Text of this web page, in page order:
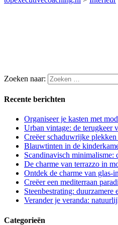
Zoeken naar:
Recente berichten
Organiseer je kasten met
Urban vintage: de terugkeer
Creëer schaduwrijke
Blauwtinten in de
Scandinavisch minimalisme:
De charme van terrazzo in
Ontdek de charme van glas-
Creëer een mediterraan
Steenbestrating:
Verander je veranda:
Categorieën